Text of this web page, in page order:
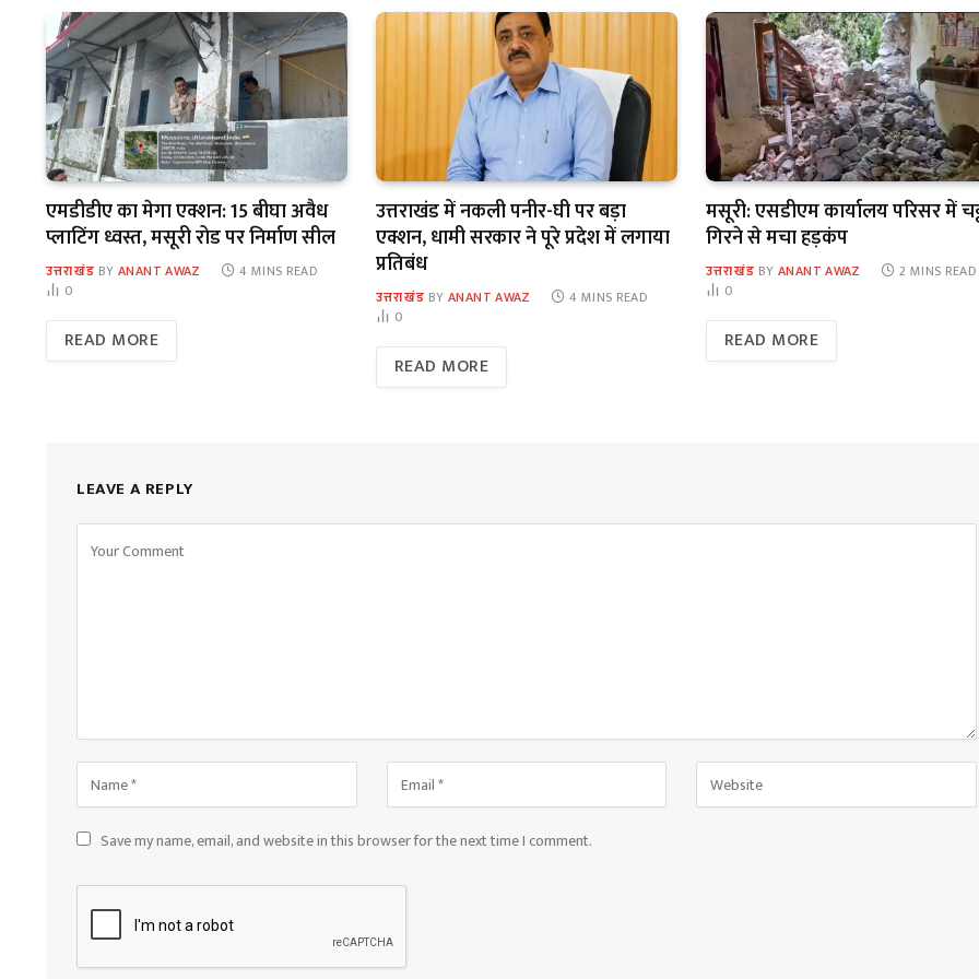
एमडीडीए का मेगा एक्शन: 15 बीघा अवैध
प्लाटिंग ध्वस्त, मसूरी रोड पर निर्माण सील
उत्तराखंड BY ANANT AWAZ
4 MINS READ
0
READ MORE
उत्तराखंड में नकली पनीर-घी पर बड़ा
एक्शन, धामी सरकार ने पूरे प्रदेश में लगाया
प्रतिबंध
उत्तराखंड BY ANANT AWAZ
4 MINS READ
0
READ MORE
मसूरी: एसडीएम कार्यालय परिसर में
गिरने से मचा हड़कंप
उत्तराखंड BY ANANT AWAZ
2 MINS READ
0
READ MORE
LEAVE A REPLY
Save my name, email, and website in this browser for the next time I comment.